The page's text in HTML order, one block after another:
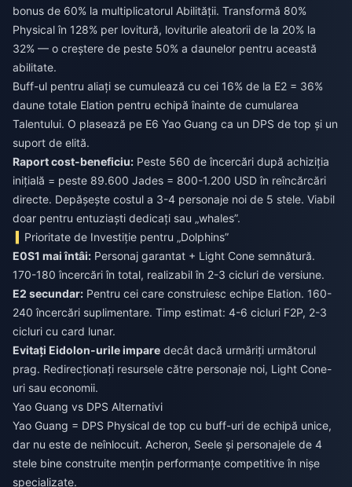
bonus de 60% la multiplicatorul Abilității. Transformă 80%
Physical în 128% per lovitură, loviturile aleatorii de la 20% la
32% — o creștere de peste 50% a daunelor pentru această
abilitate.
Buff-ul pentru aliați se cumulează cu cei 16% de la E2 = 36%
daune totale Elation pentru echipă înainte de cumularea
Talentului. O plasează pe E6 Yao Guang ca un DPS de top și un
suport de elită.
Raport cost-beneficiu: Peste 560 de încercări după achiziția
inițială = peste 89.600 Jades = 800-1.200 USD în reîncărcări
directe. Depășește costul a 3-4 personaje noi de 5 stele. Viabil
doar pentru entuziaști dedicați sau „whales”.
Prioritate de Investiție pentru „Dolphins”
E0S1 mai întâi: Personaj garantat + Light Cone semnătură.
170-180 încercări în total, realizabil în 2-3 cicluri de versiune.
E2 secundar: Pentru cei care construiesc echipe Elation. 160-
240 încercări suplimentare. Timp estimat: 4-6 cicluri F2P, 2-3
cicluri cu card lunar.
Evitați Eidolon-urile impare decât dacă urmăriți următorul
prag. Redirecționați resursele către personaje noi, Light Cone-
uri sau economii.
Yao Guang vs DPS Alternativi
Yao Guang = DPS Physical de top cu buff-uri de echipă unice,
dar nu este de neînlocuit. Acheron, Seele și personajele de 4
stele bine construite mențin performanțe competitive în nișe
specializate.